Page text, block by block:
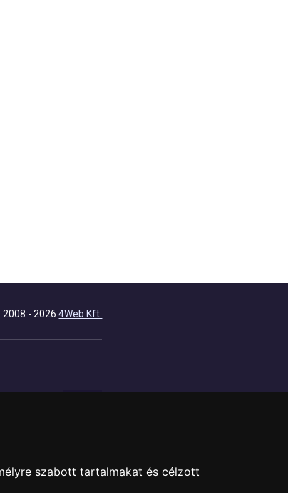
2008 - 20264Web Kft.
szabott tartalmakat és célzott